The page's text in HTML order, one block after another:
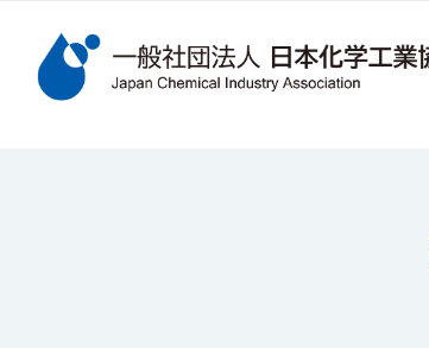
検索キーワード